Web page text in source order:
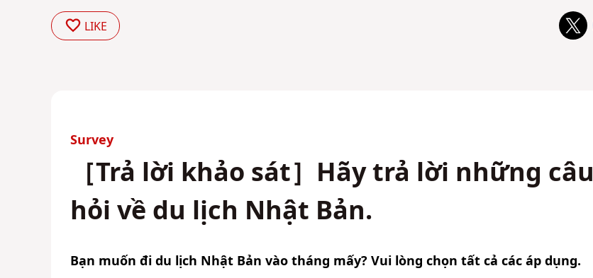
LIKE
Survey
［Trả lời khảo sát］Hãy trả lời những câu
hỏi về du lịch Nhật Bản.
Bạn muốn đi du lịch Nhật Bản vào tháng mấy? Vui lòng chọn tất cả các áp dụng.